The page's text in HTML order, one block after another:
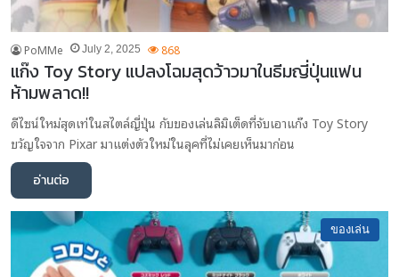
PoMMe July 2, 2025 868
แก๊ง Toy Story แปลงโฉมสุดว้าวมาในธีมญี่ปุ่นแฟน
ห้ามพลาด!!
ดีไซน์ใหม่สุดเท่ในสไตล์ญี่ปุ่น กับของเล่นลิมิเต็ดที่จับเอาแก๊ง Toy Story
ขวัญใจจาก Pixar มาแต่งตัวใหม่ในลุคที่ไม่เคยเห็นมาก่อน
อ่านต่อ
ของเล่น